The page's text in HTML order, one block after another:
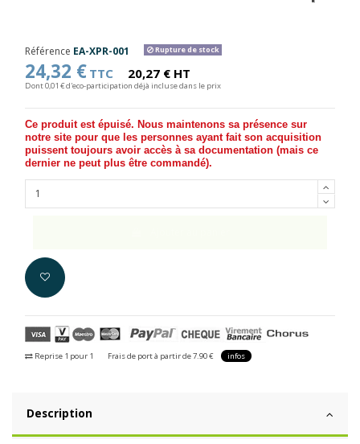
Référence EA-XPR-001 Rupture de stock
24,32 € TTC 20,27 € HT
Dont 0,01 € d'eco-participation déjà incluse dans le prix
Ce produit est épuisé. Nous maintenons sa présence sur
notre site pour que les personnes ayant fait son acquisition
puissent toujours avoir accès à sa documentation (mais ce
dernier ne peut plus être commandé).
Reprise 1 pour 1 Frais de port à partir de 7.90 € infos
Description